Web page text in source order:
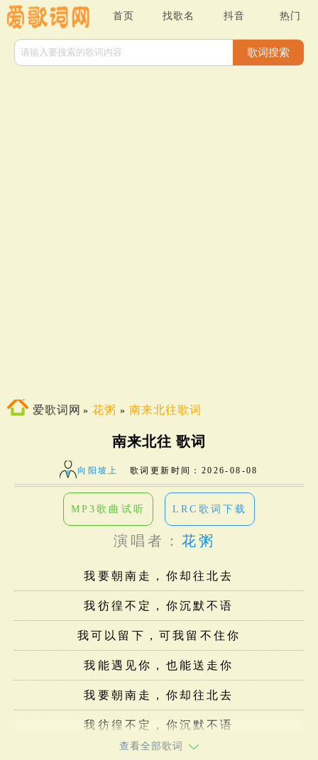
首页 找歌名 抖音 热门
歌词搜索
爱歌词网 » 花粥 » 南来北往歌词
南来北往 歌词
向阳坡上 歌词更新时间： 2026-08-08
MP3歌曲试听 LRC歌词下载
演唱者： 花粥
我要朝南走，你却往北去
我彷徨不定，你沉默不语
我可以留下，可我留不住你
我能遇见你，也能送走你
我要朝南走，你却往北去
我彷徨不定，你沉默不语
查看全部歌词